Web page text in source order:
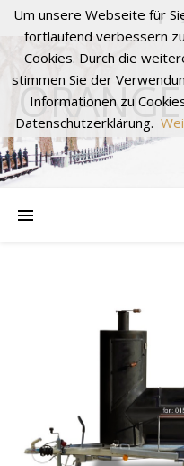
Um unsere Webseite für
fortlaufend verbessern
Cookies. Durch die
stimmen Sie der
Informationen zu
Datenschutzerklärung.